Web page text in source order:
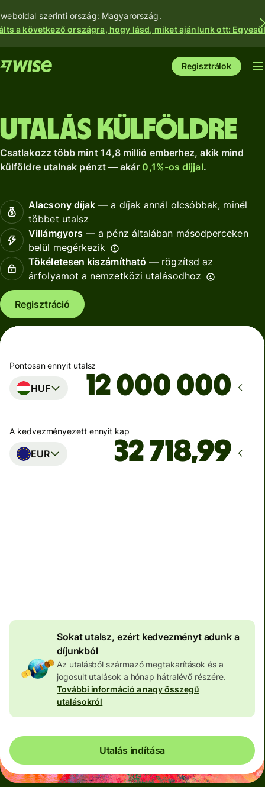
szerinti ország: Magyarország.
a következő országra, hogy lásd, miket ajánlunk ott:
Regisztrálok
Utalás külföldre
Csatlakozz több mint 14,8 millió emberhez, akik mind
külföldre utalnak pénzt — akár 0,1%-os díjjal.
Alacsony díjak — a díjak annál olcsóbbak, minél
többet utalsz
Villámgyors — a pénz általában másodperceken
belül megérkezik
Tökéletesen kiszámítható — rögzítsd az
árfolyamot a nemzetközi utalásodhoz
Regisztráció
Pontosan ennyit utalsz
HUF
A kedvezményezett ennyit kap
EUR
Sokat utalsz, ezért kedvezményt adunk a
díjunkból
Az utalásból származó megtakarítások és a
jogosult utalások a hónap hátralévő részére.
További információ a nagy összegű
utalásokról
Utalás indítása